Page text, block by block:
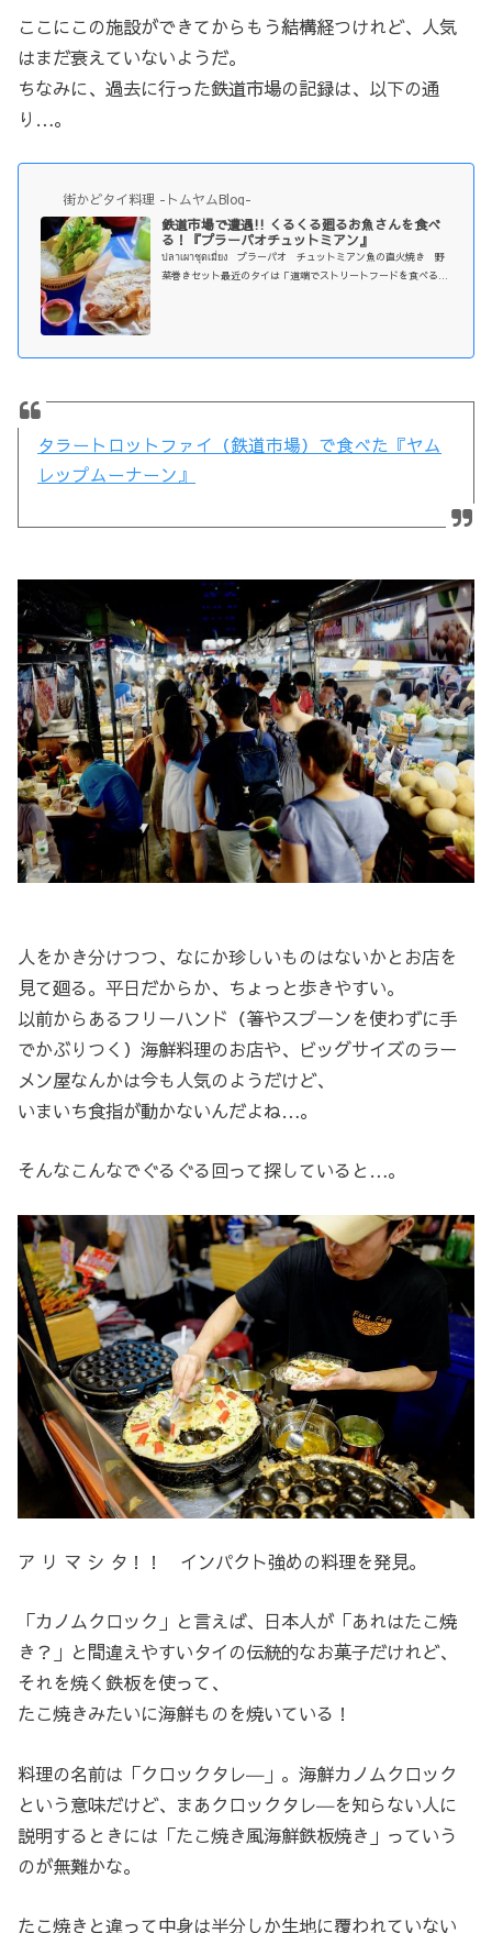
ここにこの施設ができてからもう結構経つけれど、人気
はまだ衰えていないようだ。
ちなみに、過去に行った鉄道市場の記録は、以下の通
り…。
街かどタイ料理 -トムヤムBlog-
鉄道市場で遭遇!! くるくる廻るお魚さんを食べ
る！『プラーパオチュットミアン』
ปลาเผาชุดเมี่ยง プラーパオ チュットミアン魚の直火焼き 野
菜巻きセット最近のタイは「道端でストリートフードを食べる」
ン」と、「タラートロットファイ・ラ...
タラートロットファイ（鉄道市場）で食べた『ヤム
レップムーナーン』
人をかき分けつつ、なにか珍しいものはないかとお店を
見て廻る。平日だからか、ちょっと歩きやすい。
以前からあるフリーハンド（箸やスプーンを使わずに手
でかぶりつく）海鮮料理のお店や、ビッグサイズのラー
メン屋なんかは今も人気のようだけど、
いまいち食指が動かないんだよね…。
そんなこんなでぐるぐる回って探していると…。
ア リ マ シ タ！！ インパクト強めの料理を発見。
「カノムクロック」と言えば、日本人が「あれはたこ焼
き？」と間違えやすいタイの伝統的なお菓子だけれど、
それを焼く鉄板を使って、
たこ焼きみたいに海鮮ものを焼いている！
料理の名前は「クロックタレ―」。海鮮カノムクロック
という意味だけど、まあクロックタレ―を知らない人に
説明するときには「たこ焼き風海鮮鉄板焼き」っていう
のが無難かな。
たこ焼きと違って中身は半分しか生地に覆われていない